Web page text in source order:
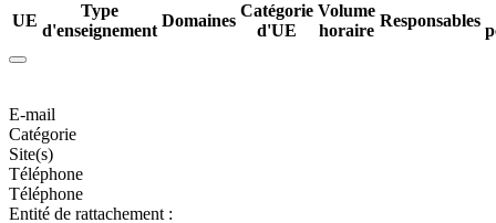
UE
Type
d'enseignement
Domaines
Catégorie
d'UE
Volume
horaire
Responsables
E-mail
Catégorie
Site(s)
Téléphone
Téléphone
Entité de rattachement :